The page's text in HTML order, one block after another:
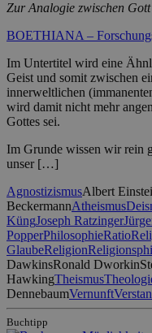
Zur Analogie zwischen
BOETHIANA –
Im Untertitel wird eine
Geist und somit zwischen
innerweltlichen
wird damit nicht mehr
Gottes sei.
Im Grunde wissen wir rein
unser […]
AgnostizismusAlbert
BeckermannAtheismus
KüngJoseph Ratzinger
PopperPhilosophieRatio
GlaubeReligion
DawkinsRonald Dworkin
HawkingTheismus
DennebaumVernunft
Buchtipp